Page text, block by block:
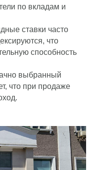
по вкладам и
ставки часто
что
способность
выбранный
что при продаже